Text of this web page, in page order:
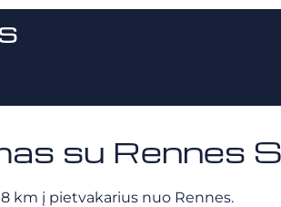
su Rennes
km į pietvakarius nuo Rennes.